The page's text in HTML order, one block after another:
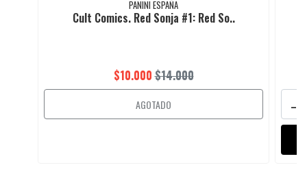
PANINI ESPAÑA
Cult Comics. Red Sonja #1: Red So..
$10.000$14.000
AGOTADO -